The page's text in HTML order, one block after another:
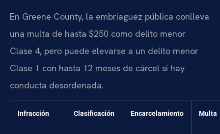
En Greene County, la embriaguez pública conlleva
una multa de hasta $250 como delito menor
Clase 4, pero puede elevarse a un delito menor
Clase 1 con hasta 12 meses de cárcel si hay
conducta desordenada.
Infracción Clasificación Encarcelamiento Multa